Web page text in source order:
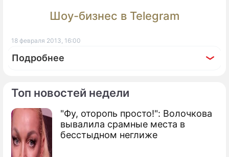
Топ новостей недели
"Фу, оторопь просто!": Волочкова
вывалила срамные места в
бесстыдном неглиже
Шоу-бизнес в Telegram
18 февраля 2013, 16:00
Подробнее
По теме
Продолжение: Чемпионат СНГ